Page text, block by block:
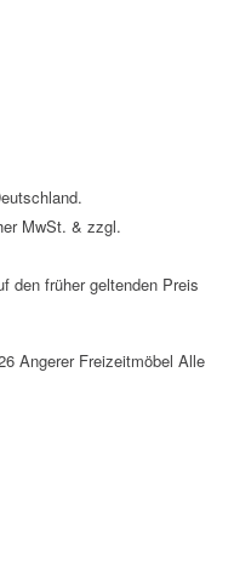
MwSt. & zzgl.
den früher geltenden Preis
Angerer Freizeitmöbel Alle